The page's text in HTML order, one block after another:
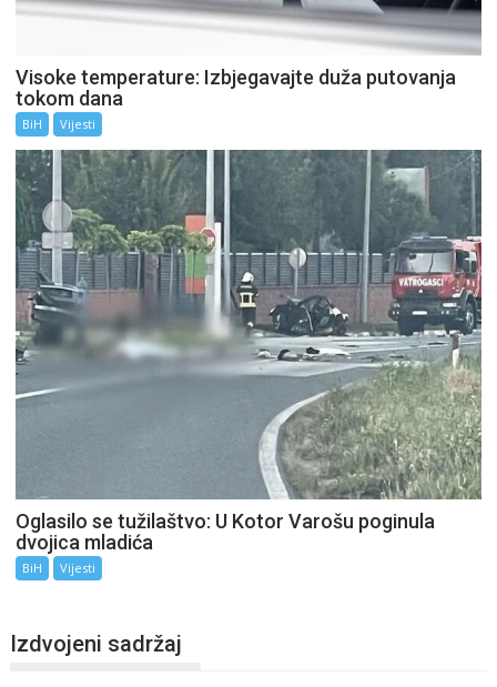
Visoke temperature: Izbjegavajte duža putovanja
tokom dana
BiH Vijesti
Oglasilo se tužilaštvo: U Kotor Varošu poginula
dvojica mladića
BiH Vijesti
Izdvojeni sadržaj